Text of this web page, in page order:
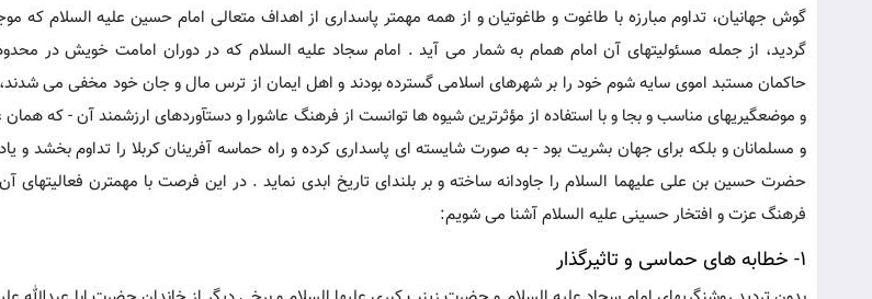
گوش جهانیان، تداوم مبارزه با طاغوت و طاغوتیان و از همه مهمتر پاسداری از اهداف متعالی امام حسین علیه السلام که
گردید، از جمله مسئولیتهای آن امام همام به شمار می آید . امام سجاد علیه السلام که در دوران امامت خویش در
حاکمان مستبد اموی سایه شوم خود را بر شهرهای اسلامی گسترده بودند و اهل ایمان از ترس مال و جان خود مخفی می شدند،
و موضعگیریهای مناسب و بجا و با استفاده از مؤثرترین شیوه ها توانست از فرهنگ عاشورا و دستآوردهای ارزشمند آن - که همان
و مسلمانان و بلکه برای جهان بشریت بود - به صورت شایسته ای پاسداری کرده و راه حماسه آفرینان کربلا را تداوم بخشد و
حضرت حسین بن علی علیهما السلام را جاودانه ساخته و بر بلندای تاریخ ابدی نماید . در این فرصت با مهمترن فعالیتهای
فرهنگ عزت و افتخار حسینی علیه السلام آشنا می شویم:
1- خطابه های حماسی و تاثیرگذار